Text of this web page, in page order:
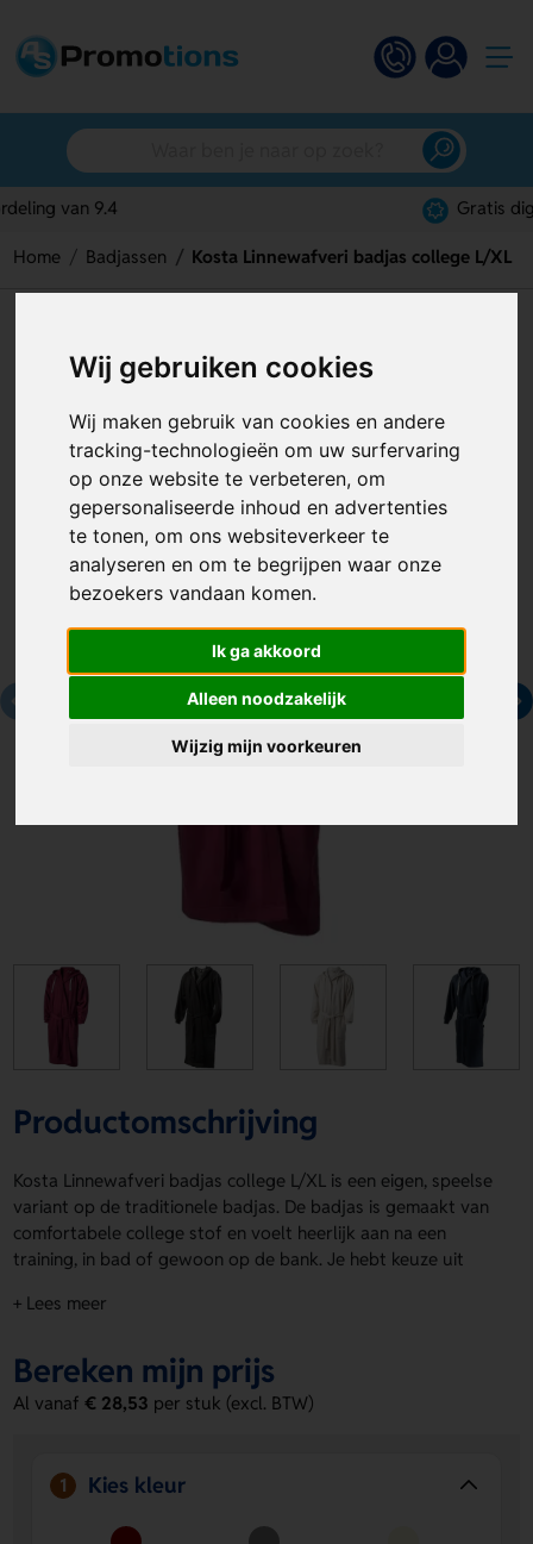
Wij gebruiken cookies
Wij maken gebruik van cookies en andere
tracking-technologieën om uw surfervaring
op onze website te verbeteren, om
gepersonaliseerde inhoud en advertenties
te tonen, om ons websiteverkeer te
analyseren en om te begrijpen waar onze
bezoekers vandaan komen.
Ik ga akkoord
Alleen noodzakelijk
Wijzig mijn voorkeuren
Home Badjassen Kosta Linnewafveri badjas college L/XL
college L/XL
Artikelnummer: 130545
Productomschrijving
Kosta Linnewafveri badjas college L/XL is een eigen, speelse
variant op de traditionele badjas. De badjas is gemaakt van
comfortabele college stof en voelt heerlijk aan na een
training, in bad of gewoon op de bank. Je hebt keuze uit
zakken en taille riem zit hij altijd fijn. Op de Achterzijde en op
laten aanbrengen. Kosta Linnewafveri badjas college L/XL
staat voor kwaliteit met een lange levensduur. Bestel of
vraag een prijs op.
badjas college L/XL
Ruimte voor personalisatie- Laat een logo, naam of
+ Lees meer
Bereken mijn prijs
Al vanaf€ 28,53 per stuk (excl. BTW)
1 Kies kleur